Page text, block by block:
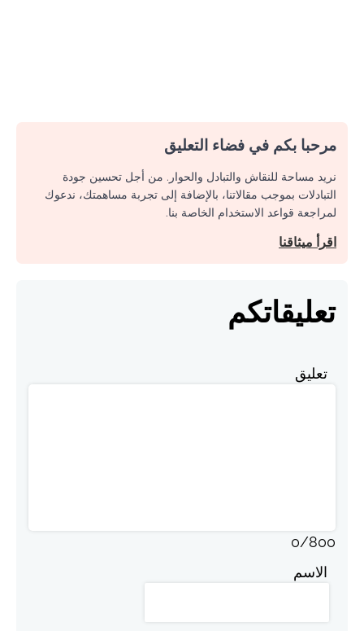
مرحبا بكم في فضاء التعليق
نريد مساحة للنقاش والتبادل والحوار. من أجل تحسين جودة
التبادلات بموجب مقالاتنا، بالإضافة إلى تجربة مساهمتك، ندعوك
لمراجعة قواعد الاستخدام الخاصة بنا.
اقرأ ميثاقنا
تعليقاتكم
تعليق
0/800
الاسم